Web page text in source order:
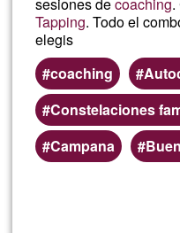
Tapping. Todo el
elegis
coaching
Constelaciones
Campana